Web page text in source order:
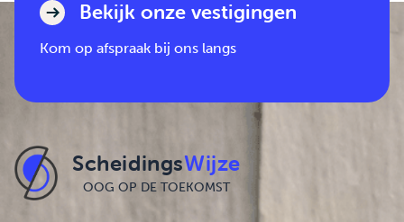
Bekijk onze vestigingen
Kom op afspraak bij ons langs
ScheidingsWijze
OOG OP DE TOEKOMST